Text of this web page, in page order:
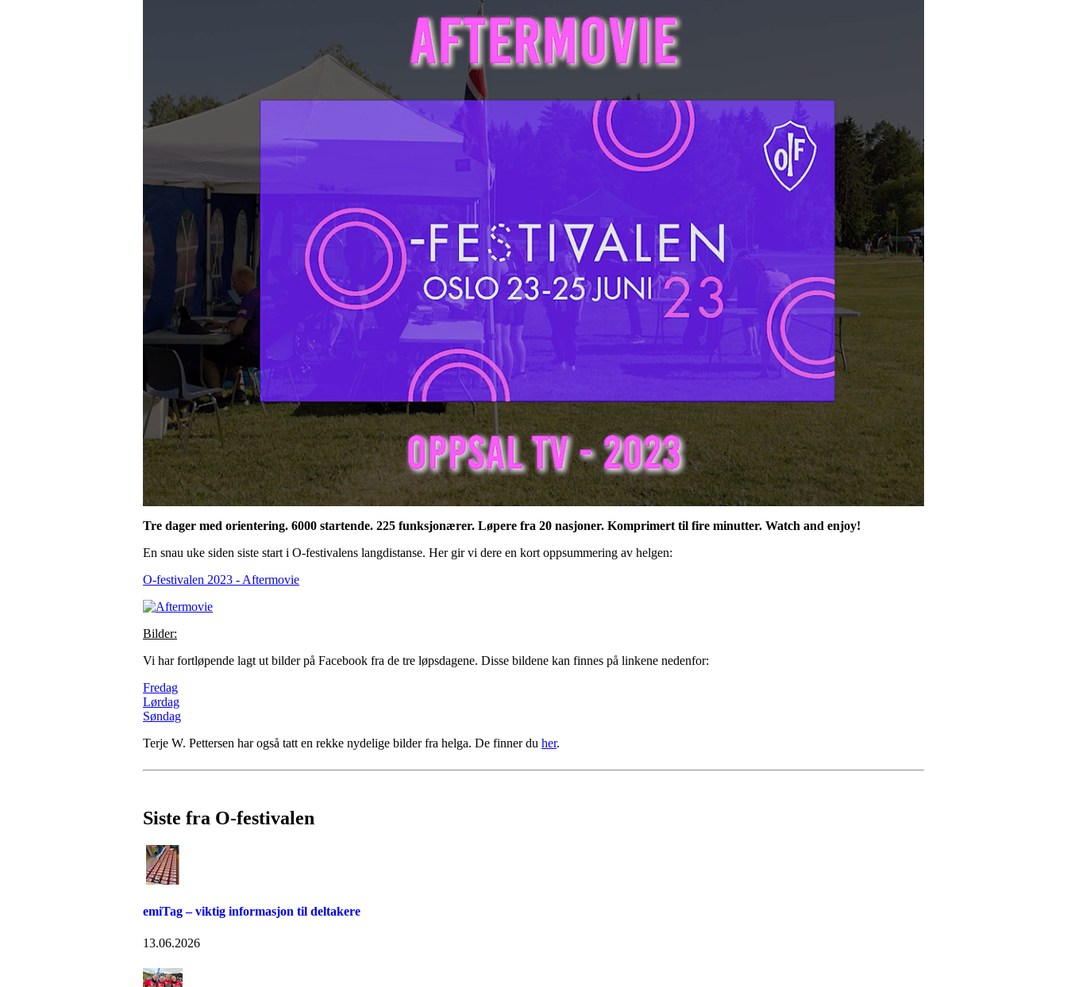
Tre dager med orientering. 6000 startende. 225 funksjonærer. Løpere fra 20 nasjoner. Komprimert til fire minutter. Watch and enjoy!
En snau uke siden siste start i O-festivalens langdistanse. Her gir vi dere en kort oppsummering av helgen:
O-festivalen 2023 - Aftermovie
Bilder:
Vi har fortløpende lagt ut bilder på Facebook fra de tre løpsdagene. Disse bildene kan finnes på linkene nedenfor:
Fredag
Lørdag
Søndag
Terje W. Pettersen har også tatt en rekke nydelige bilder fra helga. De finner du her.
Siste fra O-festivalen
emiTag – viktig informasjon til deltakere
13.06.2026